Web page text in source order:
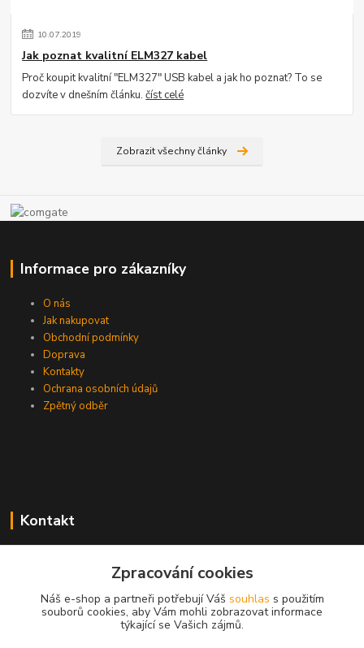
10.07.2019
Jak poznat kvalitní ELM327 kabel
Proč koupit kvalitní "ELM327" USB kabel a jak ho poznat? To se
dozvíte v dnešním článku.číst celé
Zobrazit všechny články
Informace pro zákazníky
O nás
Jak nakupovat
Obchodní podmínky
Doprava
Kontakty
Ochrana osobních údajů
Zpětný odběr
Kontakt
Zpracování cookies
Náš e-shop a partneři potřebují Váš souhlas s použitím
souborů cookies, aby Vám mohli zobrazovat informace
týkající se Vašich zájmů.